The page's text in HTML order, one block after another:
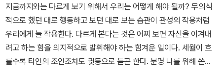
도 않는다. 그곳에서 파리들은 서로 경쟁할 필요도 없이 느긋하게 만
찬을 즐겼다. 그 만찬의 묘사가 정말이지 리얼하다. 우엑~~~~그러
나 그곳에 다리가 여섯개밖에 안남은 늙은 거미가 함께 살고 있었으
니.... 그 거미는 이런 수수께끼 같은 노래를 불러주었다.'빨간 나무는
시작이고 거꾸로 비는 끝이다.거꾸로 비가 내리면바람이 부는 곳으로
지금까지와는 다르게 보기 위해서 우리는 어떻게 해야 될까? 무의식
적으로 했던 대로 행동하고 보던 대로 보는 습관이 관성의 작용처럼
우리에게 늘 작용한다. 다르게 본다는 것은 어찌 보면 자신을 이겨내
려고 하는 힘을 의지적으로 발휘해야 하는 힘겨운 일이다. 세월이 흐
를수록 타인의 조언조차도 귓등으로 듣곤 한다. 분명 나를 위해 쓴소